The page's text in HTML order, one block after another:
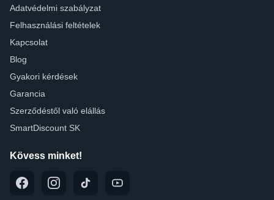
Adatvédelmi szabályzat
Felhasználási feltételek
Kapcsolat
Blog
Gyakori kérdések
Garancia
Szerződéstől való elállás
SmartDiscount SK
Kövess minket!